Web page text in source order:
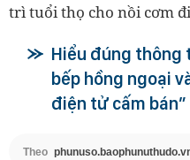
trì tuổi thọ cho nồi cơm
Hiểu đúng thông
bếp hồng ngoại
điện tử cấm
Theo